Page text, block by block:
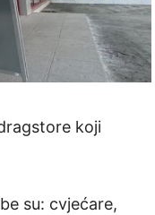
koji
su: cvjećare,